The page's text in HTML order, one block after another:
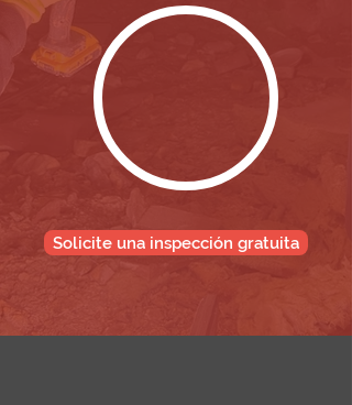
Solicite una inspección gratuita